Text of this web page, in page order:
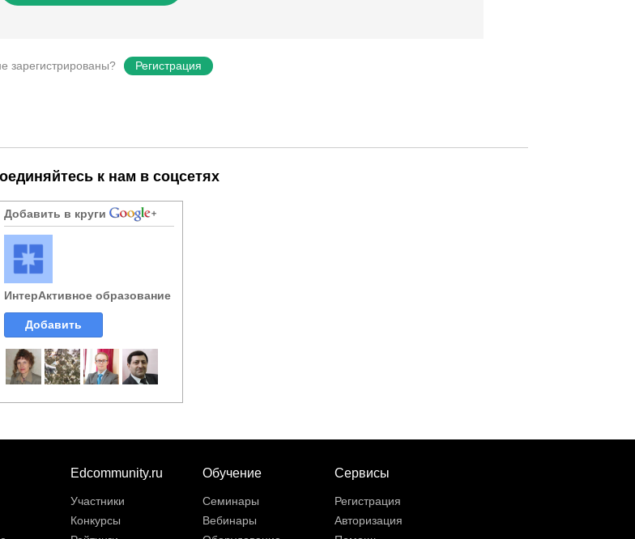
зарегистрированы? Регистрация
к нам в соцсетях
Добавить в круги
ИнтерАктивное образование
Добавить
Edcommunity.ru
Участники
Конкурсы
Обучение
Семинары
Вебинары
Сервисы
Регистрация
Авторизация